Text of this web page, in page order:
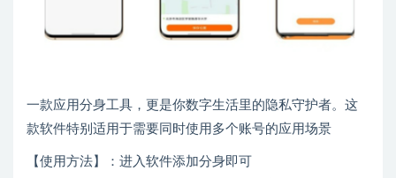
一款应用分身工具，更是你数字生活里的隐私守护者。这
款软件特别适用于需要同时使用多个账号的应用场景
【使用方法】：进入软件添加分身即可